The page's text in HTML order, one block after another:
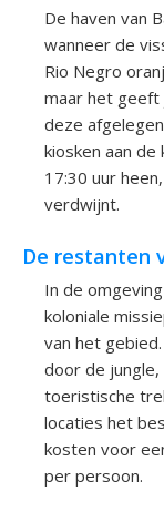
De haven van
wanneer de
Rio Negro
maar het geeft
deze
kiosken aan
17:30 uur
verdwijnt.
De restanten
In de
koloniale
van het
door de
toeristische
locaties het
kosten voor
per persoon.